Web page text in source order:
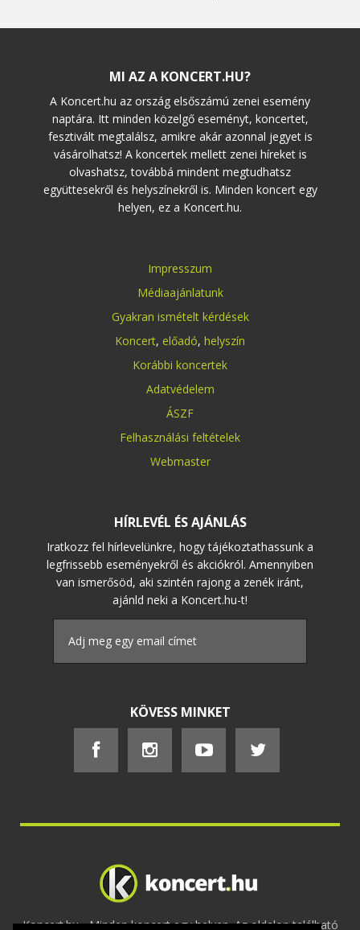
MI AZ A KONCERT.HU?
A Koncert.hu az ország elsőszámú zenei esemény
naptára. Itt minden közelgő eseményt, koncertet,
fesztivált megtalálsz, amikre akár azonnal jegyet is
vásárolhatsz! A koncertek mellett zenei híreket is
olvashatsz, továbbá mindent megtudhatsz
együttesekről és helyszínekről is. Minden koncert egy
helyen, ez a Koncert.hu.
Impresszum
Médiaajánlatunk
Gyakran ismételt kérdések
Koncert, előadó, helyszín
Korábbi koncertek
Adatvédelem
ÁSZF
Felhasználási feltételek
Webmaster
HÍRLEVÉL ÉS AJÁNLÁS
Iratkozz fel hírlevelünkre, hogy tájékoztathassunk a
legfrissebb eseményekről és akciókról. Amennyiben
van ismerősöd, aki szintén rajong a zenék iránt,
ajánld neki a Koncert.hu-t!
KÖVESS MINKET
Koncert.hu - Minden koncert egy helyen. Az oldalon található